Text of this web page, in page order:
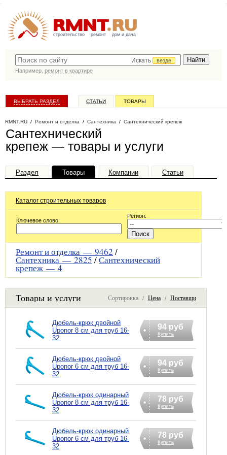
строительство ремонт дом и дача
Искать
везде
Например, ремонт в квартире
ВЫБРАТЬ РАЗДЕЛ СТАТЬИ ТОВАРЫ
RMNT.RU / Ремонт и отделка / Сантехника / Сантехнический крепеж
Сантехнический
крепеж — товары и услуги
Раздел Товары Компании Статьи
Каталог строительных товаров
Ключевое слово:
Регион:
Ремонт и отделка — 9462 /
Сантехника —2825/Сантехнический
крепеж —4
Товары и услуги Сортировка / Цена/ Поставщик
Дюбель-крюк двойной
Uponor 8 см для труб 16-
32
94 руб
Купить
Дюбель-крюк двойной
Uponor 6 см для труб 16-
32
94 руб
Купить
Дюбель-крюк одинарный
Uponor 8 см для труб 16-
32
78 руб
Купить
Дюбель-крюк одинарный
Uponor 6 см для труб 16-
32
78 руб
Купить